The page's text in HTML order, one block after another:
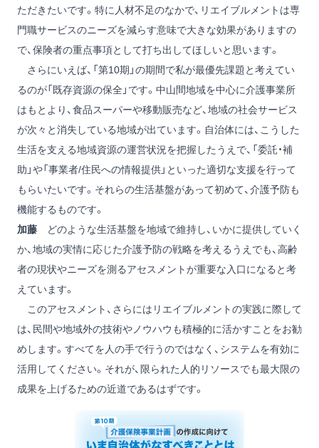
ただきたいです。特に人材不足のなかで、リエイブルメントは専
門職サービスのニーズを減らす意味で大きな効果がありますの
で、保険者の重点事項として打ち出してほしいと思います。
さらにいえば、「第10期」の期間で私が最優先課題と考えてい
るのが「既存資源の保全」です。中山間地域を中心に介護事業所
はもとより、食品スーパーや移動販売など、地域の社会サービス
が次々と消失している地域が出ています。自治体には、こうした
生活を支える地域資源の運営状況を把握したうえで、「委託・補
助」や「事業者/住民への情報提供」といった適切な支援を行って
もらいたいです。それらの生活基盤があって初めて、介護予防も
機能するものです。
加藤 どのような生活基盤を地域で維持し、いかに提供していく
か、地域の実情に応じた介護予防の戦略を考えるうえでも、高齢
者の現状やニーズを測るアセスメントが重要な入口になると考
えています。
このアセスメント、さらにはリエイブルメントの実践に際して
は、民間や地域外の技術やノウハウも積極的に活かすことをお勧
めします。すべてを人の手で行うのではなく、システムを有効に
活用してください。それが、限られた人的リソースでも最大限の
成果を上げるための近道であるはずです。